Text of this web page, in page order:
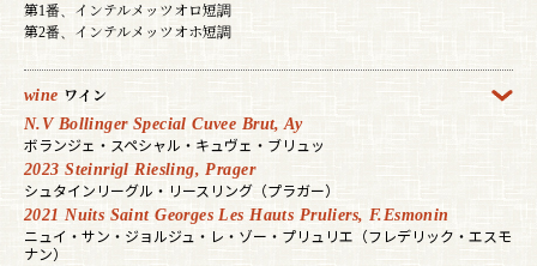
第1番、インテルメッツオロ短調
第2番、インテルメッツオホ短調
wine ワイン
N.V Bollinger Special Cuvee Brut, Ay
ボランジェ・スペシャル・キュヴェ・ブリュッ
2023 Steinrigl Riesling, Prager
シュタインリーグル・リースリング（プラガー）
2021 Nuits Saint Georges Les Hauts Pruliers, F.Esmonin
ニュイ・サン・ジョルジュ・レ・ゾー・プリュリエ（フレデリック・エスモ
ナン）